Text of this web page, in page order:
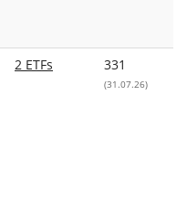
2 ETFs 331
(31.07.26)